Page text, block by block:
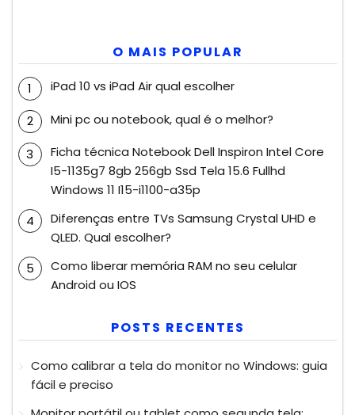
O MAIS POPULAR
iPad 10 vs iPad Air qual escolher
Mini pc ou notebook, qual é o melhor?
Ficha técnica Notebook Dell Inspiron Intel Core
I5-1135g7 8gb 256gb Ssd Tela 15.6 Fullhd
Windows 11 I15-i1100-a35p
Diferenças entre TVs Samsung Crystal UHD e
QLED. Qual escolher?
Como liberar memória RAM no seu celular
Android ou IOS
POSTS RECENTES
Como calibrar a tela do monitor no Windows: guia
fácil e preciso